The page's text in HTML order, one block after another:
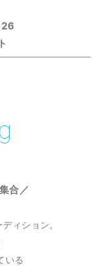
合／
ィション。
いる